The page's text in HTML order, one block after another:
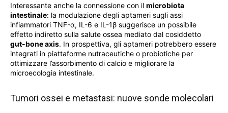
Interessante anche la connessione con il microbiota
intestinale: la modulazione degli aptameri sugli assi
infiammatori TNF-α, IL-6 e IL-1β suggerisce un possibile
effetto indiretto sulla salute ossea mediato dal cosiddetto
gut-bone axis. In prospettiva, gli aptameri potrebbero essere
integrati in piattaforme nutraceutiche o probiotiche per
ottimizzare l’assorbimento di calcio e migliorare la
microecologia intestinale.
Tumori ossei e metastasi: nuove sonde molecolari